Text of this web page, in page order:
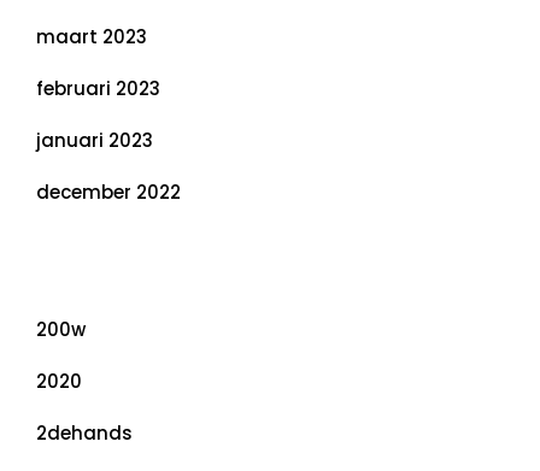
maart 2023
februari 2023
januari 2023
december 2022
200w
2020
2dehands